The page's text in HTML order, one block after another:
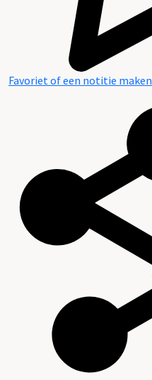
Favoriet of een notitie maken